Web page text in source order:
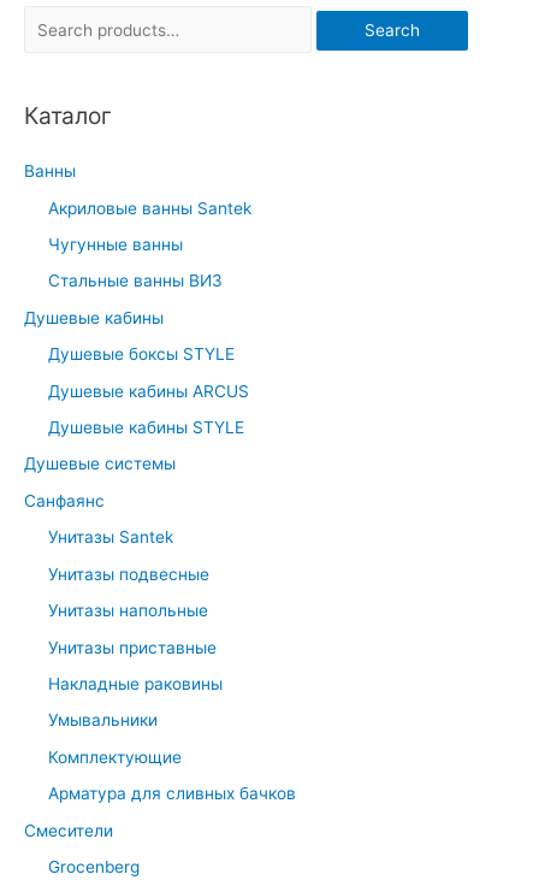
r
h
:
Search
Каталог
Ванны
Акриловые ванны Santek
Чугунные ванны
Стальные ванны ВИЗ
Душевые кабины
Душевые боксы STYLE
Душевые кабины ARCUS
Душевые кабины STYLE
Душевые системы
Санфаянс
Унитазы Santek
Унитазы подвесные
Унитазы напольные
Унитазы приставные
Накладные раковины
Умывальники
Комплектующие
Арматура для сливных бачков
Смесители
Grocenberg